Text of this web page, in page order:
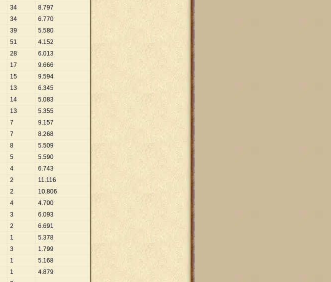
34 8.797
34 6.770
39 5.580
51 4.152
28 6.013
17 9.666
15 9.594
13 6.345
14 5.083
13 5.355
7 9.157
7 8.268
8 5.509
5 5.590
4 6.743
2 11.116
2 10.806
4 4.700
3 6.093
2 6.691
1 5.378
3 1.799
1 5.168
1 4.879